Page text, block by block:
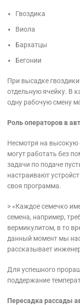
Гвоздика
Виола
Бархатцы
Бегонии
При высадке
отдельную ячейку. В
одну рабочую смену
Роль операторов в
Несмотря на высокую
могут работать без
задачи по подаче
настраивают
своя программа.
> «Каждое семечко
семена, например,
вермикулитом, в то
данный момент мы
рассказывает
Для успешного
поддержание
Пересадка рассады